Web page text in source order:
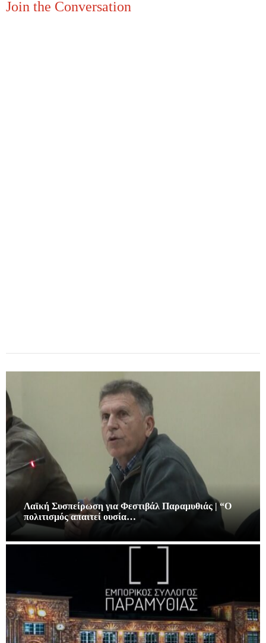
Join the Conversation
Λαϊκή Συσπείρωση για Φεστιβάλ Παραμυθιάς | “Ο
πολιτισμός απαιτεί ουσία…